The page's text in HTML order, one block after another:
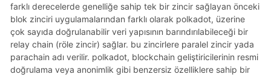
farklı derecelerde genelliğe sahip tek bir zincir sağlayan önceki
blok zinciri uygulamalarından farklı olarak polkadot, üzerine
çok sayıda doğrulanabilir veri yapısının barındırılabileceği bir
relay chain (röle zincir) sağlar. bu zincirlere paralel zincir yada
parachain adı verilir. polkadot, blockchain geliştiricilerinin resmi
doğrulama veya anonimlik gibi benzersiz özelliklere sahip bir